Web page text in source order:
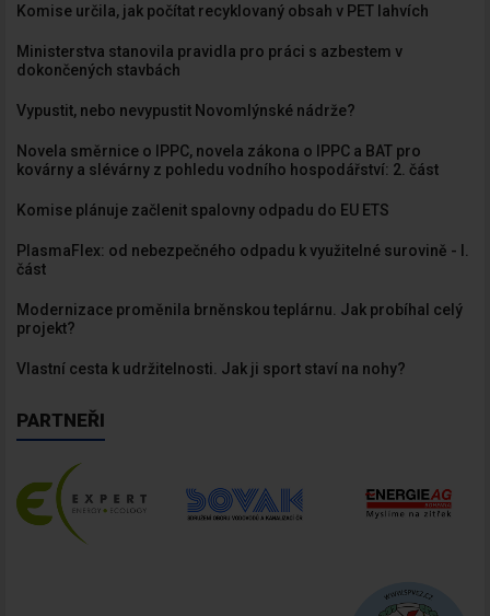
Komise určila, jak počítat recyklovaný obsah v PET lahvích
Ministerstva stanovila pravidla pro práci s azbestem v
dokončených stavbách
Vypustit, nebo nevypustit Novomlýnské nádrže?
Novela směrnice o IPPC, novela zákona o IPPC a BAT pro
kovárny a slévárny z pohledu vodního hospodářství: 2. část
Komise plánuje začlenit spalovny odpadu do EU ETS
PlasmaFlex: od nebezpečného odpadu k využitelné surovině - I.
část
Modernizace proměnila brněnskou teplárnu. Jak probíhal celý
projekt?
Vlastní cesta k udržitelnosti. Jak ji sport staví na nohy?
PARTNEŘI